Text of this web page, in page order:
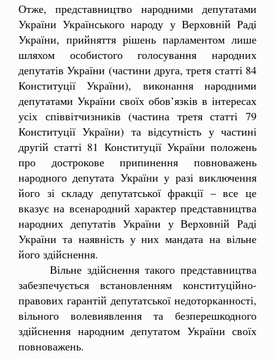
Отже, представництво народними депутатами
України Українського народу у Верховній Раді
України, прийняття рішень парламентом лише
шляхом особистого голосування народних
депутатів України (частини друга, третя статті 84
Конституції України), виконання народними
депутатами України своїх обов’язків в інтересах
усіх співвітчизників (частина третя статті 79
Конституції України) та відсутність у частині
другій статті 81 Конституції України положень
про дострокове припинення повноважень
народного депутата України у разі виключення
його зі складу депутатської фракції – все це
вказує на всенародний характер представництва
народних депутатів України у Верховній Раді
України та наявність у них мандата на вільне
його здійснення.
Вільне здійснення такого представництва
забезпечується встановленням конституційно-
правових гарантій депутатської недоторканності,
вільного волевиявлення та безперешкодного
здійснення народним депутатом України своїх
повноважень.